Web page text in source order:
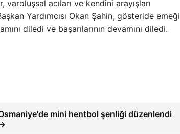
varoluşsal acıları ve kendini arayışları
Yardımcısı Okan Şahin, gösteride emeği
diledi ve başarılarının devamını diledi.
mini hentbol şenliği düzenlendi